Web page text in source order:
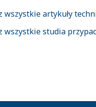
wszystkie artykuły
wszystkie studia